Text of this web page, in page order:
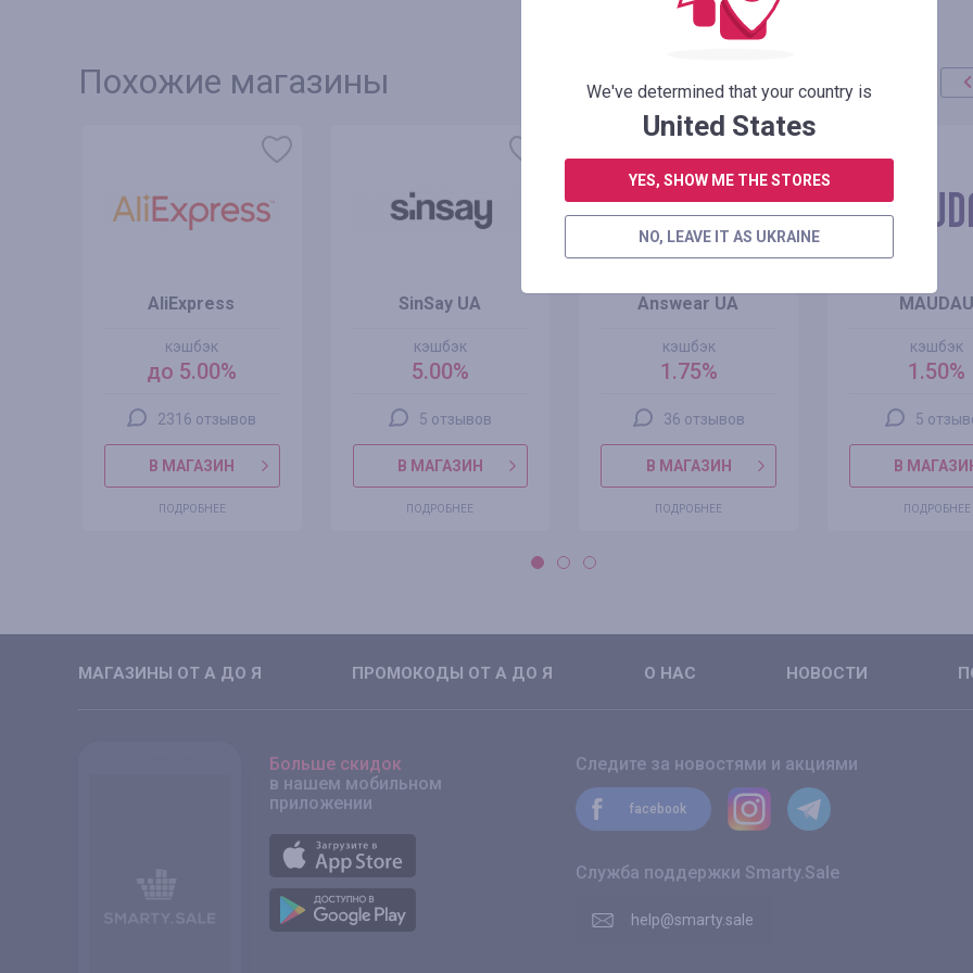
Похожие магазины
AliExpress
кэшбэк
до 5.00%
2316 отзывов
В МАГАЗИН
ПОДРОБНЕЕ
SinSay UA
кэшбэк
5.00%
5 отзывов
В МАГАЗИН
ПОДРОБНЕЕ
Answear UA
кэшбэк
1.75%
36 отзывов
В МАГАЗИН
ПОДРОБНЕЕ
MAUDAU
кэшбэк
1.50%
5
В
ПОДРОБНЕЕ
МАГАЗИНЫ ОТ А ДО Я ПРОМОКОДЫ ОТ А ДО Я О НАС НОВОСТИ
Больше скидок
в нашем мобильном
приложении
Следите за новостями и акциями
facebook
Служба поддержки Smarty.Sale
help@smarty.sale
We've determined that your country is
United States
YES, SHOW ME THE STORES
NO, LEAVE IT AS UKRAINE